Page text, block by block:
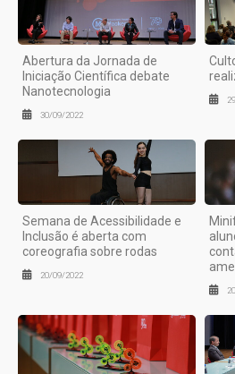
Abertura da Jornada de
Iniciação Científica debate
Nanotecnologia
30/09/2022
Semana de Acessibilidade e
Inclusão é aberta com
coreografia sobre rodas
20/09/2022